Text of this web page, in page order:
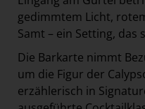
gedimmtem Licht,
Samt – ein Setting,
Die Barkarte nimmt
um die Figur der
erzählerisch in